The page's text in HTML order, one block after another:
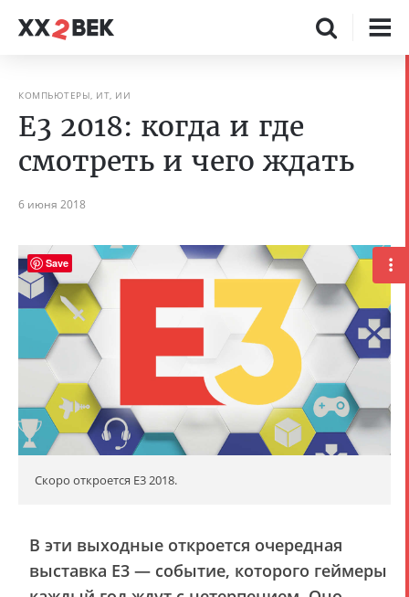
КОМПЬЮТЕРЫ, ИТ, ИИ
E3 2018: когда и где
смотреть и чего ждать
6 июня 2018
Скоро откроется E3 2018.
В эти выходные откроется очередная
выставка E3 — событие, которого геймеры
Save